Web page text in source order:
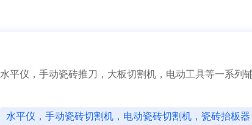
水平仪，手动瓷砖推刀，大板切割机，电动工具等一系列
水平仪，手动瓷砖切割机，电动瓷砖切割机，瓷砖抬板器